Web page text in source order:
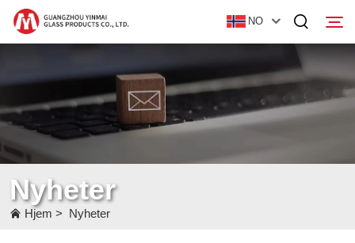
NO
Produkter
Om oss
Nyheter
Nyheter
Hjem > Nyheter